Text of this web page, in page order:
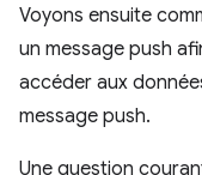
Voyons ensuite
un message push
accéder aux
message push.
Une question